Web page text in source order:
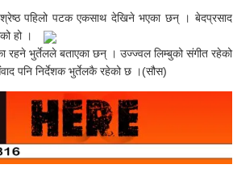
श्रेष्ठ पहिलो पटक एकसाथ देखिने भएका छन् । बेदप्रसाद
हो ।
रहने भुर्तेलले बताएका छन् । उज्ज्वल लिम्बुको संगीत रहेको
पनि निर्देशक भुर्तेलकै रहेको छ ।(सौस)